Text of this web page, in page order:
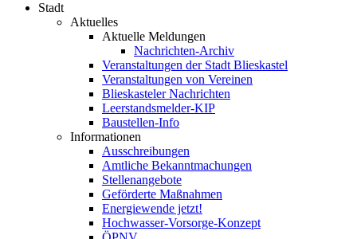
Stadt
Aktuelles
Aktuelle Meldungen
Nachrichten-Archiv
Veranstaltungen der Stadt Blieskastel
Veranstaltungen von Vereinen
Blieskasteler Nachrichten
Leerstandsmelder-KIP
Baustellen-Info
Informationen
Ausschreibungen
Amtliche Bekanntmachungen
Stellenangebote
Geförderte Maßnahmen
Energiewende jetzt!
Hochwasser-Vorsorge-Konzept